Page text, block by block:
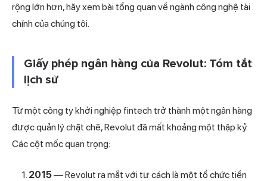
rộng lớn hơn, hãy xem bài tổng quan về ngành công nghệ tài
chính của chúng tôi.
Giấy phép ngân hàng của Revolut: Tóm tắt
lịch sử
Từ một công ty khởi nghiệp fintech trở thành một ngân hàng
được quản lý chặt chẽ, Revolut đã mất khoảng một thập kỷ.
Các cột mốc quan trọng:
2015— Revolut ra mắt với tư cách là một tổ chức tiền